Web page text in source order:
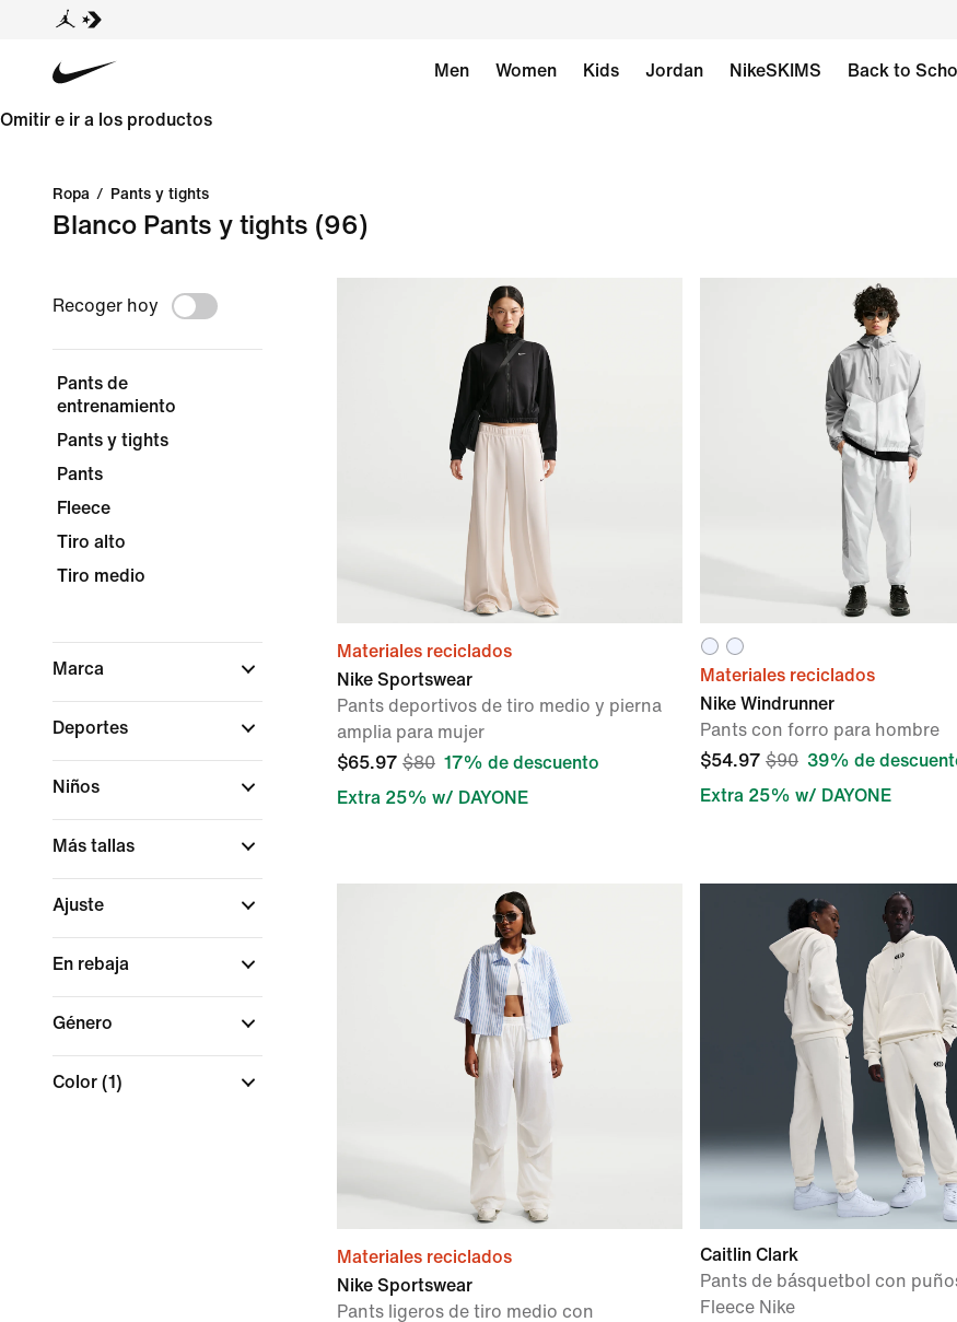
Men Women Kids Jordan NikeSKIMS Back to
Omitir e ir a los productos
Ropa / Pants y tights
Blanco Pants y tights (96)
Recoger hoy
Pants de
entrenamiento
Pants y tights
Pants
Fleece
Tiro alto
Tiro medio
Marca
Deportes
Niños
Más tallas
Ajuste
En rebaja
Género
Color (1)
Materiales reciclados
Nike Sportswear
Pants deportivos de tiro medio y pierna
amplia para mujer
$65.97 $80 17% de descuento
Extra 25% w/ DAYONE
Materiales reciclados
Nike Windrunner
Pants con forro para hombre
$54.97 $90 39% de
Extra 25% w/ DAYONE
Materiales reciclados
Nike Sportswear
Pants ligeros de tiro medio con
Caitlin Clark
Pants de básquetbol con
Fleece Nike